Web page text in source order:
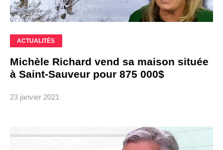
ACTUALITÉS
Michèle Richard vend sa maison située
à Saint-Sauveur pour 875 000$
23 janvier 2021